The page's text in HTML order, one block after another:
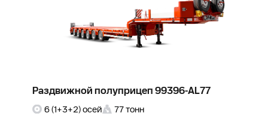
Раздвижной полуприцеп 99396-AL77
6 (1+3+2) осей 77 тонн